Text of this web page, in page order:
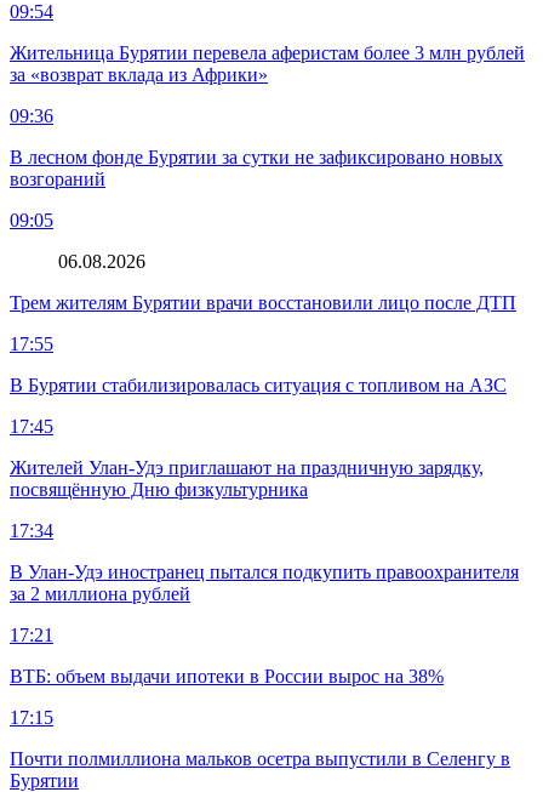
09:54
Жительница Бурятии перевела аферистам более 3 млн рублей
за «возврат вклада из Африки»
09:36
В лесном фонде Бурятии за сутки не зафиксировано новых
возгораний
09:05
06.08.2026
Трем жителям Бурятии врачи восстановили лицо после ДТП
17:55
В Бурятии стабилизировалась ситуация с топливом на АЗС
17:45
Жителей Улан-Удэ приглашают на праздничную зарядку,
посвящённую Дню физкультурника
17:34
В Улан-Удэ иностранец пытался подкупить правоохранителя
за 2 миллиона рублей
17:21
ВТБ: объем выдачи ипотеки в России вырос на 38%
17:15
Почти полмиллиона мальков осетра выпустили в Селенгу в
Бурятии